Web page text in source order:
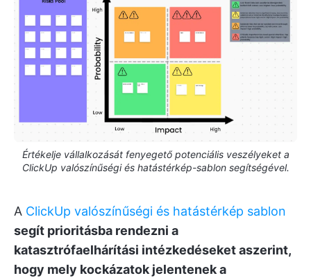
Értékelje vállalkozását fenyegető potenciális veszélyeket a
ClickUp valószínűségi és hatástérkép-sablon segítségével.
A ClickUp valószínűségi és hatástérkép sablon
segít prioritásba rendezni a
katasztrófaelhárítási intézkedéseket aszerint,
hogy mely kockázatok jelentenek a